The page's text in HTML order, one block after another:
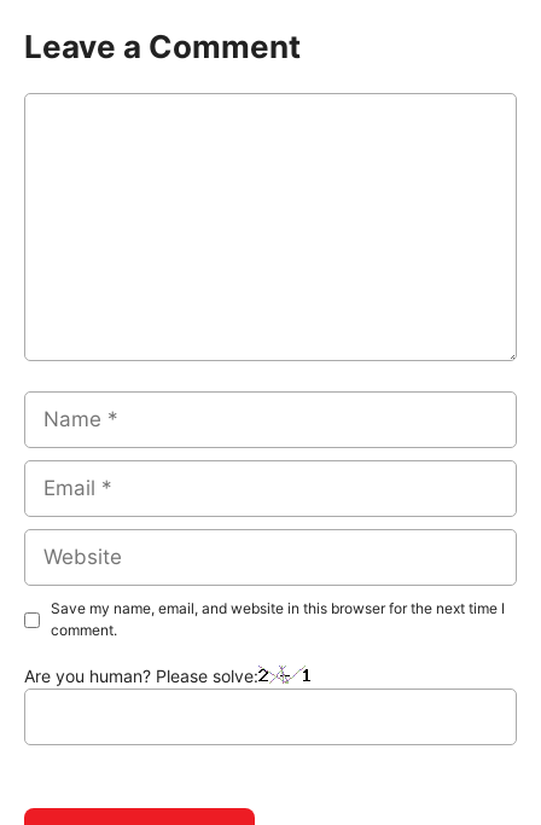
Leave a Comment
Comment
Name
Email
Website
Save my name, email, and website in this browser for the next time I
comment.
Are you human? Please solve: